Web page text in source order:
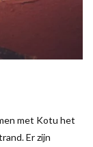
met Kotu het
Er zijn